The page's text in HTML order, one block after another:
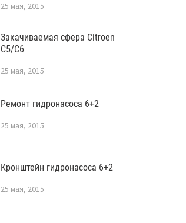
25 мая, 2015
Закачиваемая сфера Citroen
C5/C6
25 мая, 2015
Ремонт гидронасоса 6+2
25 мая, 2015
Кронштейн гидронасоса 6+2
25 мая, 2015